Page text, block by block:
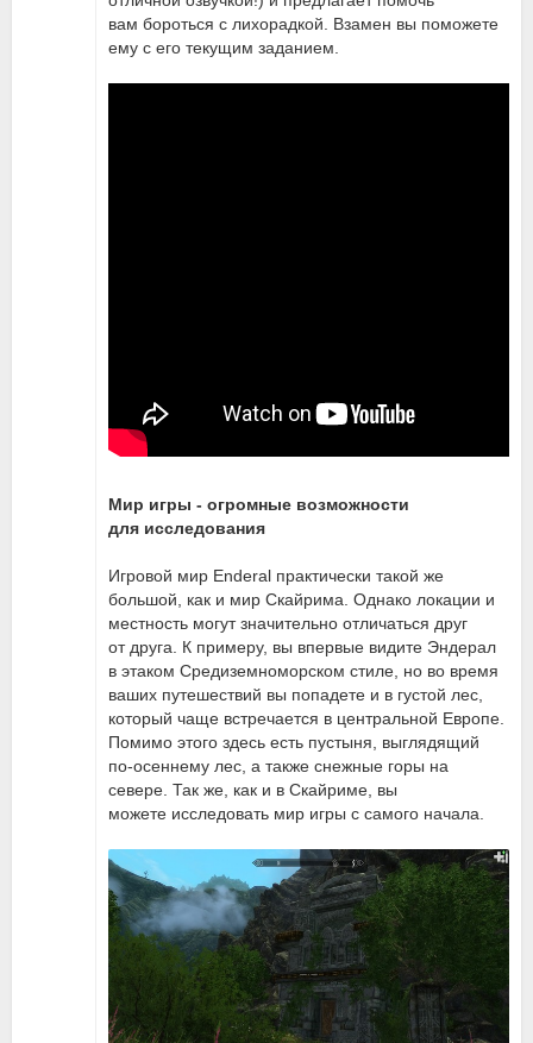
вам бороться с лихорадкой. Взамен вы поможете
ему с его текущим заданием.
Мир игры - огромные возможности
для исследования
Игровой мир Enderal практически такой же
большой, как и мир Скайрима. Однако локации и
местность могут значительно отличаться друг
от друга. К примеру, вы впервые видите Эндерал
в этаком Средиземноморском стиле, но во время
ваших путешествий вы попадете и в густой лес,
который чаще встречается в центральной Европе.
Помимо этого здесь есть пустыня, выглядящий
по-осеннему лес, а также снежные горы на
севере. Так же, как и в Скайриме, вы
можете исследовать мир игры с самого начала.